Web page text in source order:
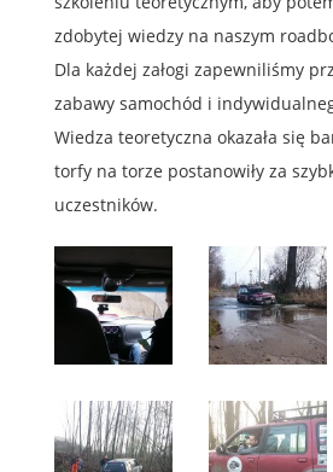
zdobytej wiedzy na naszym
Dla każdej załogi zapewniliśmy
zabawy samochód i
Wiedza teoretyczna okazała się
torfy na torze postanowiły za
uczestników.